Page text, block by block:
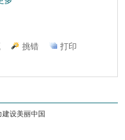
挑错 打印
设美丽中国